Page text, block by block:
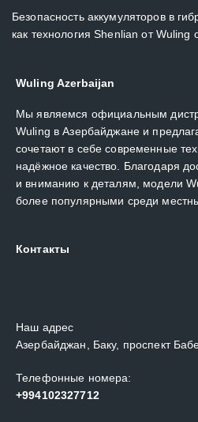
Безопасность аккумуляторов в
как технология Shenlian от Wuling
Wuling Azerbaijan
Мы являемся официальным
Wuling в Азербайджане и
сочетают в себе современные
надёжное качество. Благодаря
и вниманию к деталям, модели
более популярными среди
Контакты
Наш адрес
Азербайджан, Баку, проспект
Телефонные номера:
+994102327712